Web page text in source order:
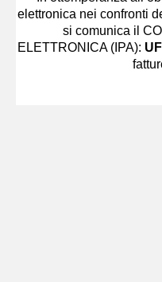
elettronica nei confronti
si comunica il
ELETTRONICA (IPA):